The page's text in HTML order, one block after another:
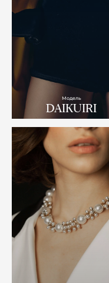
Модель
DAIKUIRI